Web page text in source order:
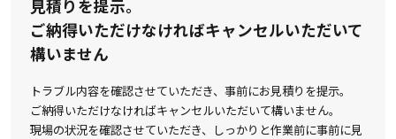
見積りを提示。
ご納得いただけなければキャンセルいただいて
構いません
トラブル内容を確認させていただき、事前にお見積りを提示。
ご納得いただけなければキャンセルいただいて構いません。
現場の状況を確認させていただき、しっかりと作業前に事前に見